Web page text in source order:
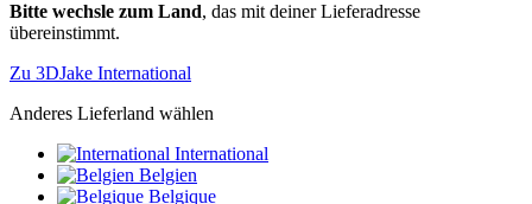
Bitte wechsle zum Land, das mit deiner Lieferadresse
übereinstimmt.
Zu 3DJake International
Anderes Lieferland wählen
International
Belgien
Belgique